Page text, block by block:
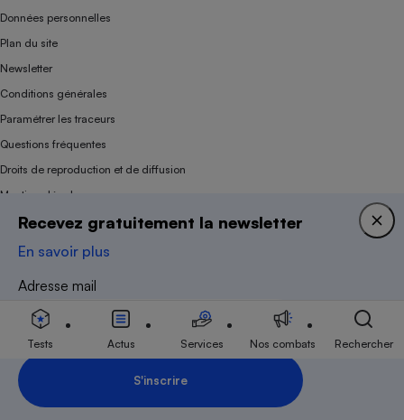
Inscription Newsletter
Recevez gratuitement la newsletter
En savoir plus
Adresse mail
S'inscrire
Données personnelles
Plan du site
Newsletter
Conditions générales
Paramétrer les traceurs
Questions fréquentes
Droits de reproduction et de diffusion
Mentions légales
Panel
Association indépendante de l’État, des syndicats, des producteurs et des
distributeurs depuis 1951.
Tests Actus Services Nos combats Rechercher